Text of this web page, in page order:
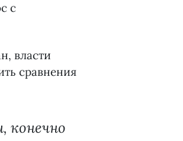
с
власти
сравнения
конечно